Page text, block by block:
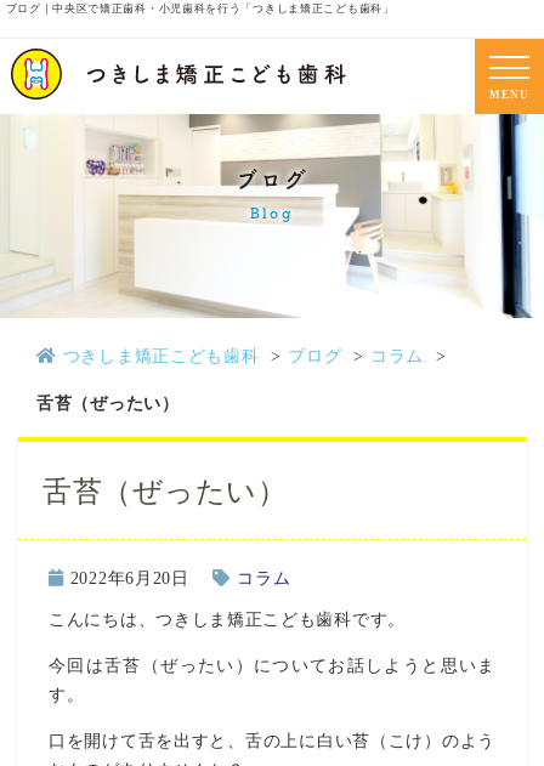
ブログ｜中央区で矯正歯科・小児歯科を行う「つきしま矯正こども歯科」
MENU
ブログ
Blog
つきしま矯正こども歯科 ブログ コラム
舌苔（ぜったい）
舌苔（ぜったい）
2022年6月20日 コラム
こんにちは、つきしま矯正こども歯科です。
今回は舌苔（ぜったい）についてお話しようと思いま
す。
口を開けて舌を出すと、舌の上に白い苔（こけ）のよう